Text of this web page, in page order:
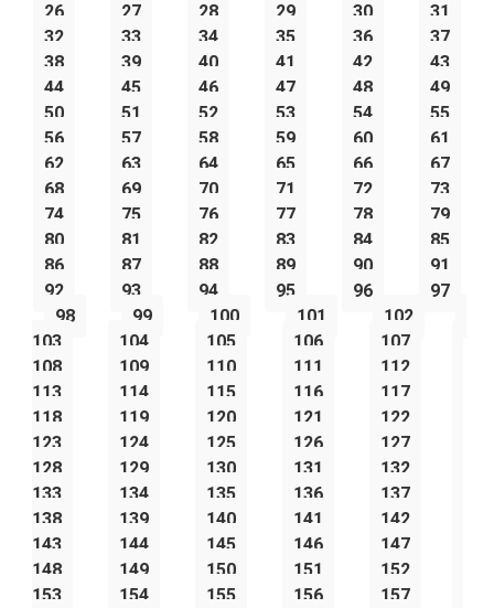
26
27 28 29 30
31
32
33 34 35 36
37
38
39 40 41 42
43
44
45 46 47 48
49
50
51 52 53 54
55
56
57 58 59 60
61
62
63 64 65 66
67
68
69 70 71 72
73
74
75 76 77 78
79
80
81 82 83 84
85
86
87 88 89 90
91
92
93 94 95 96
97
98
99 100 101
102
103
104 105 106
107
108
109 110 111
112
113
114 115 116
117
118
119 120 121
122
123
124 125 126
127
128
129 130 131
132
133
134 135 136
137
138
139 140 141
142
143
144 145 146
147
148
149 150 151
152
153
154 155 156
157